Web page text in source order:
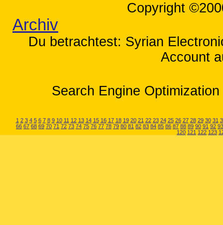
Copyright
Archiv
Du betrachtest: Syrian
Account
Search Engine
1 2 3 4 5 6 7 8 9 10 11 12 13 14 15 16 17 18 19 20 21 22 23 24 25 26 27 28 29 30 31
66 67 68 69 70 71 72 73 74 75 76 77 78 79 80 81 82 83 84 85 86 87 88 89 90 91 92 93
120 121 122 123